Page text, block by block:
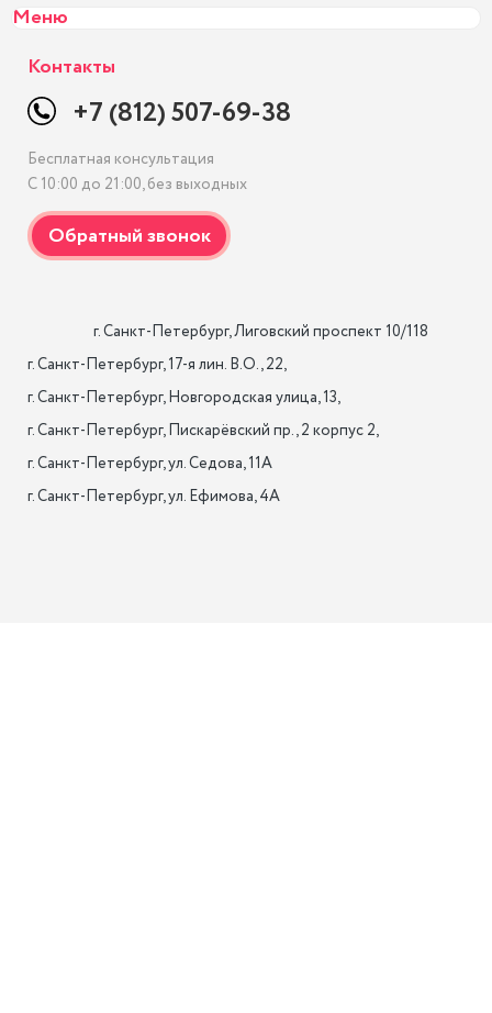
Меню
Контакты
+7 (812) 507-69-38
Бесплатная консультация
С 10:00 до 21:00, без выходных
г. Санкт-Петербург, 17-я лин. B.O., 22,
г. Санкт-Петербург, Новгородская улица, 13,
г. Санкт-Петербург, Пискарёвский пр., 2 корпус 2,
г. Санкт-Петербург, ул. Седова, 11А
г. Санкт-Петербург, ул. Ефимова, 4А